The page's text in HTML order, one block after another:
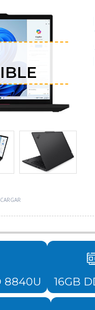
8840U 16GB